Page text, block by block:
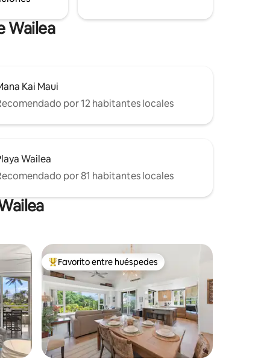
Wailea
Kai Maui
por 12 habitantes locales
Wailea
por 81 habitantes locales
De los mejores en Favorito entre huéspedes
Favorito entre huéspedes